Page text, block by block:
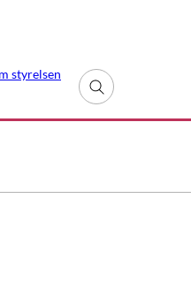
styrelsen
Fold søgefelt ud